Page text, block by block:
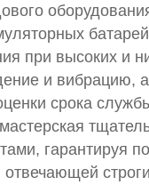
при высоких и
и вибрацию,
срока
гарантируя